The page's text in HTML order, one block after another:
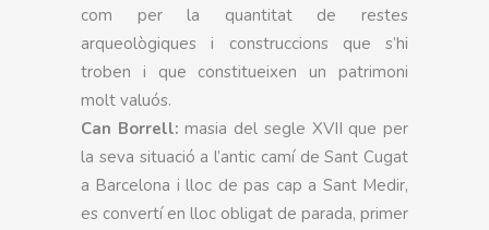
com per la quantitat de restes
arqueològiques i construccions que s’hi
troben i que constitueixen un patrimoni
molt valuós.
Can Borrell: masia del segle XVII que per
la seva situació a l’antic camí de Sant Cugat
a Barcelona i lloc de pas cap a Sant Medir,
es convertí en lloc obligat de parada, primer